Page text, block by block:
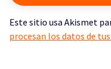
Este sitio usa Akismet
procesan los datos de